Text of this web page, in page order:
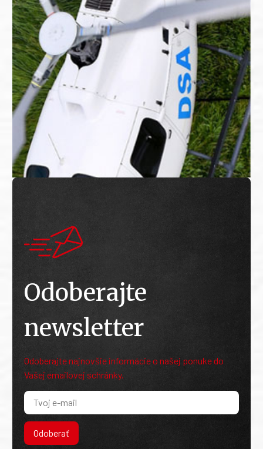
Odoberajte
newsletter
Odoberajte najnovšie informácie o našej ponuke do
Vašej emailovej schránky.
Odoberať